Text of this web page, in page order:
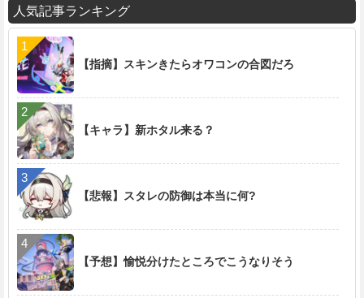
人気記事ランキング
【指摘】スキンきたらオワコンの合図だろ
【キャラ】新ホタル来る？
【悲報】スタレの防御は本当に何?
【予想】愉悦分けたところでこうなりそう